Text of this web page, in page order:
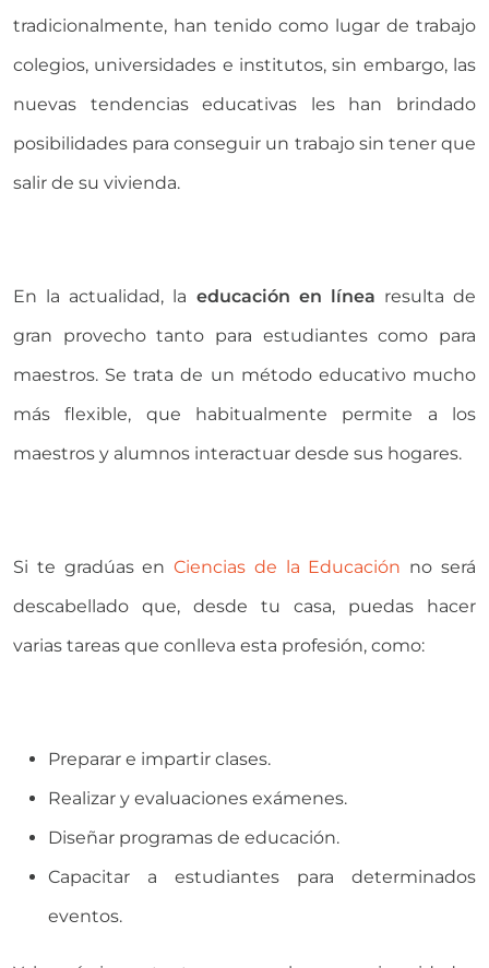
tradicionalmente, han tenido como lugar de trabajo
colegios, universidades e institutos, sin embargo, las
nuevas tendencias educativas les han brindado
posibilidades para conseguir un trabajo sin tener que
salir de su vivienda.
En la actualidad, la educación en línea resulta de
gran provecho tanto para estudiantes como para
maestros. Se trata de un método educativo mucho
más flexible, que habitualmente permite a los
maestros y alumnos interactuar desde sus hogares.
Si te gradúas enCiencias de la Educación no será
descabellado que, desde tu casa, puedas hacer
varias tareas que conlleva esta profesión, como:
Preparar e impartir clases.
Realizar y evaluaciones exámenes.
Diseñar programas de educación.
Capacitar a estudiantes para determinados
eventos.